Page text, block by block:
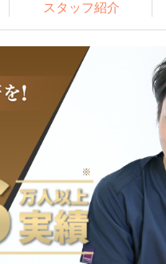
スタッフ紹介